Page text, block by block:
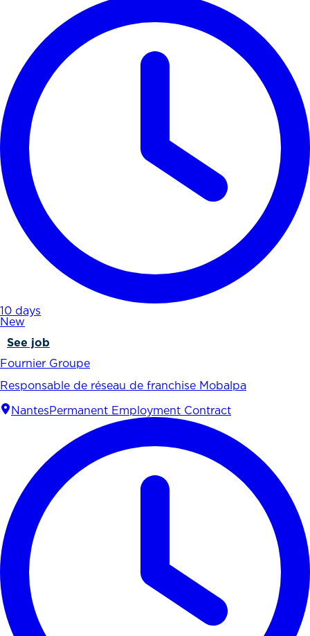
10 days
New
See job
Fournier Groupe
Responsable de réseau de franchise Mobalpa
Nantes Permanent Employment Contract